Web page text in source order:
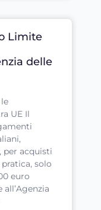
Limite
delle
UE Il
per acquisti
solo
euro